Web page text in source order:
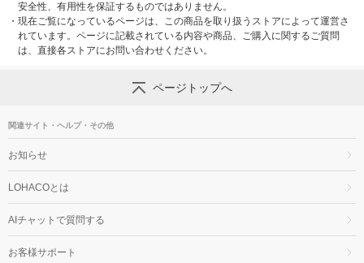
安全性、有用性を保証するものではありません。
・ 現在ご覧になっているページは、この商品を取り扱うストアによって運営さ
れています。ページに記載されている内容や商品、ご購入に関するご質問
は、直接各ストアにお問い合わせください。
ページトップへ
関連サイト・ヘルプ・その他
お知らせ
LOHACOとは
AIチャットで質問する
お客様サポート